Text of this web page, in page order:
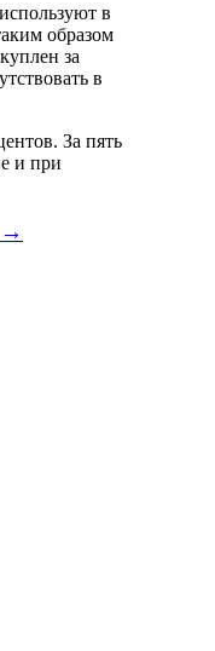
в
образом
за
в
За пять
и при
→